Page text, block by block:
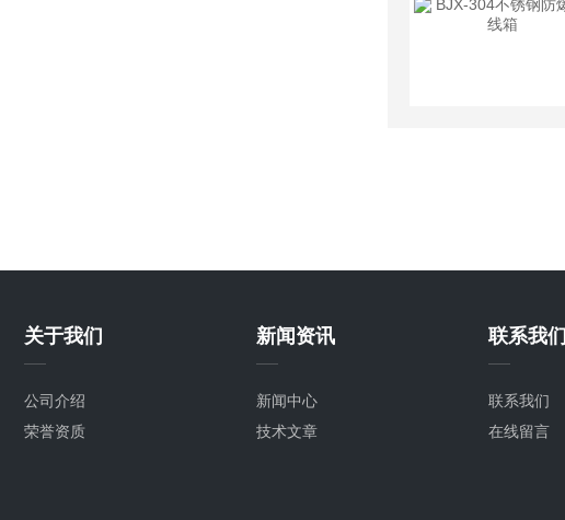
关于我们
公司介绍
荣誉资质
新闻资讯
新闻中心
技术文章
联系我们
联系我们
在线留言